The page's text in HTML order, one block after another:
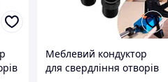
Меблевий кондуктор
для свердління отворів